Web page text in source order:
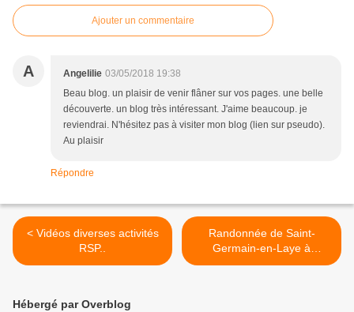
Ajouter un commentaire
A Angelilie 03/05/2018 19:38
Beau blog. un plaisir de venir flâner sur vos pages. une belle
découverte. un blog très intéressant. J'aime beaucoup. je
reviendrai. N'hésitez pas à visiter mon blog (lien sur pseudo).
Au plaisir
Répondre
< Vidéos diverses activités
RSP..
Randonnée de Saint-
Germain-en-Laye à
Vaucresson, 21 km. >
Hébergé par Overblog